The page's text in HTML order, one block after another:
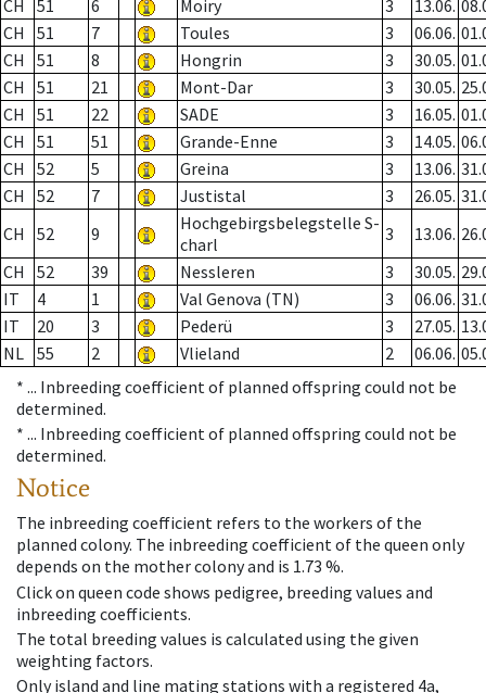
CH 51 6 Moiry 3 13.06.
CH
51 7 Toules 3 06.06.
CH
51 8 Hongrin 3 30.05.
CH
51 21 Mont-Dar 3 30.05.
CH
51 22 SADE 3 16.05.
CH
51 51 Grande-Enne 3 14.05.
CH
52 5 Greina 3 13.06.
CH
52 7 Justistal 3 26.05.
CH
52 9
Hochgebirgsbelegstelle S-
charl
3 13.06.
CH
52 39 Nessleren 3 30.05.
IT
4 1 Val Genova (TN) 3 06.06.
IT
20 3 Pederü 3 27.05.
NL 55 2 Vlieland 2 06.06.
* ... Inbreeding coefficient of planned offspring could not be
determined.
* ... Inbreeding coefficient of planned offspring could not be
determined.
Notice
The inbreeding coefficient refers to the workers of the
planned colony. The inbreeding coefficient of the queen only
depends on the mother colony and is 1.73 %.
Click on queen code shows pedigree, breeding values and
inbreeding coefficients.
The total breeding values is calculated using the given
weighting factors.
Only island and line mating stations with a registered 4a,